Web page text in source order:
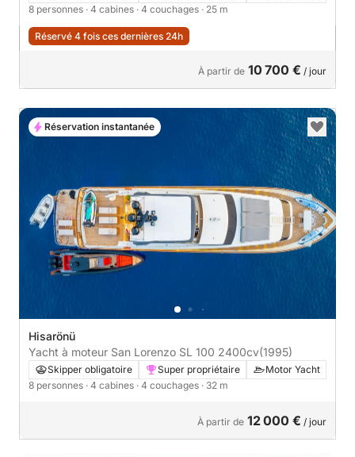
8 personnes · 4 cabines · 4 couchages · 25 m
Réservé 4 fois ces dernières 24h
À partir de 10 700 € / jour
Hisarönü
Yacht à moteur San Lorenzo SL 100 2400cv(1995)
Skipper obligatoire Super propriétaire
Motor Yacht
8 personnes · 4 cabines · 4 couchages · 32 m
À partir de 12 000 € / jour
Réservation instantanée